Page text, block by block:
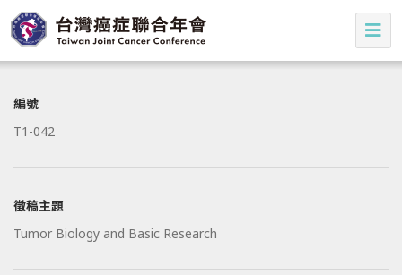
編號
T1-042
徵稿主題
Tumor Biology and Basic Research